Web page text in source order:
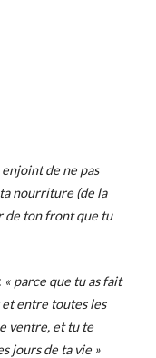
enjoint de ne pas
nourriture (de la
de ton front que tu
« parce que tu as fait
entre toutes les
ventre, et tu te
jours de ta vie »